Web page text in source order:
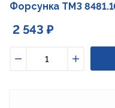
Форсунка ТМЗ
2 543 ₽